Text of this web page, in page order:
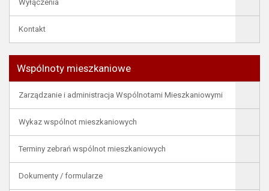
Wyłączenia
Kontakt
Wspólnoty mieszkaniowe
Zarządzanie i administracja Wspólnotami Mieszkaniowymi
Wykaz wspólnot mieszkaniowych
Terminy zebrań wspólnot mieszkaniowych
Dokumenty / formularze